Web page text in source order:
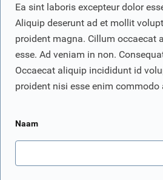
Ea sint laboris excepteur dolor
Aliquip deserunt ad et mollit
proident magna. Cillum occaecat
esse. Ad veniam in non.
Occaecat aliquip incididunt id
proident nisi esse enim commodo
Naam